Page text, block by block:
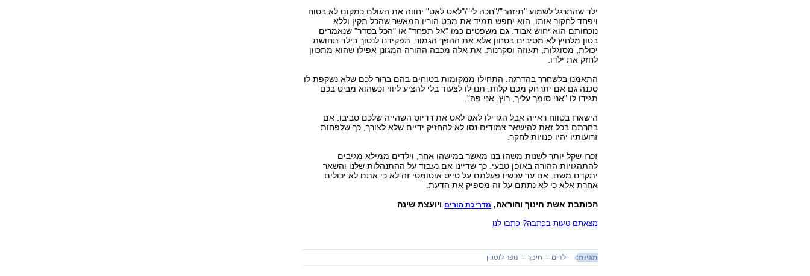
ילד שהתרגל לשמוע "תיזהר"/"חכה לי"/"לאט לאט" יחווה את העולם כמקום לא בטוח
ויפחד לחקור אותו. הוא יחפש תמיד את מבט הוריו המאשר שהכל תקין וללא
נוכחותם הוא יחוש אבוד. גם משפטים כמו "אל תפחד" או "הכל בסדר" שנאמרים
בטון מלחיץ לא מסיבים בטחון אלא את ההפך הגמור. תפקידנו לנסוך בילד תחושת
יכולת, מסוגלות, תעוזה וסקרנות. את אלה מכבה ההורה המגונן אפילו שהוא מתכוון
לחזק את ילדו.
התאמנו בלשחרר בהדרגה. התחילו ממקומות בטוחים בהם ברור לכם שלא נשקפת לו
סכנה גם אם יתרחק מכם קלות. תנו לו לצעוד בלי להציע ליווי וכשהוא מביט בכם
תגידו לו "אני סומך עליך, רוץ. אני פה".
הישארו בטווח ראייה אבל הגדילו לאט לאט את רדיוס השהייה שלכם סביבו. אם
בחרתם בכל זאת להישאר צמודים נסו לא להחזיק ידיים שלא לצורך, כך שלפחות
זרועותיו יהיו פנויות לחקר.
זכרו שקל יותר לשנות משהו בנו מאשר במישהו אחר, וילדים ממילא מגיבים
להתהגויות ההורה באופן טבעי. כך שדיינו אם נעבוד על ההתנהלות שלנו והשאר
יתקדם משם. אם עד עכשיו פעלתם על טייס אוטומטי זה לא כי אתם לא יכולים
אחרת אלא כי לא נתתם על זה מספיק את הדעת.
הכותבת אשת חינוך והוראה, מדריכת הורים ויועצת שינה
מצאתם טעות בכתבה? כתבו לנו
תגיות: ילדים חינוך נופר לוטווין